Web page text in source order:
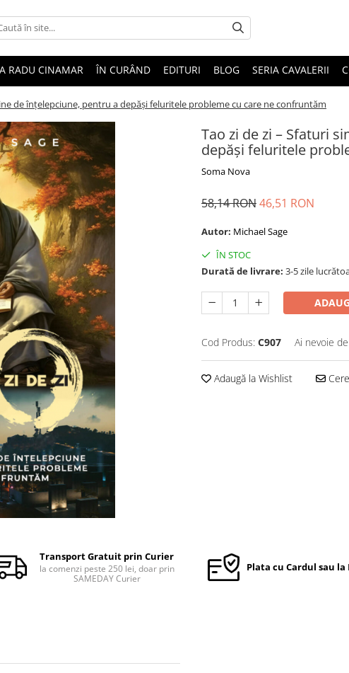
RADU CINAMAR ÎN CURÂND EDITURI BLOG SERIA CAVALERII
de înțelepciune, pentru a depăși feluritele probleme cu care ne confruntăm
Tao zi de zi – Sfaturi
depăși feluritele
Soma Nova
58,14 RON46,51 RON
Autor: Michael Sage
ÎN STOC
Durată de livrare: 3-5 zile
Cod Produs: C907 Ai nevoie
Adaugă la Wishlist
Transport Gratuit prin Curier
la comenzi peste 250 lei, doar prin
SAMEDAY Curier
Plata cu Cardul sau